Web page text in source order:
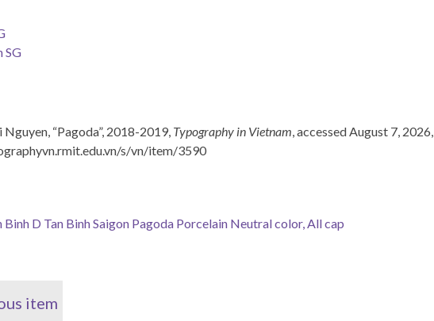
SG
“Pagoda”, 2018-2019, Typography in Vietnam, accessed August 7, 2026,
s/vn/item/3590
Binh D Tan BinhSaigon Pagoda Porcelain Neutral color, All cap
item